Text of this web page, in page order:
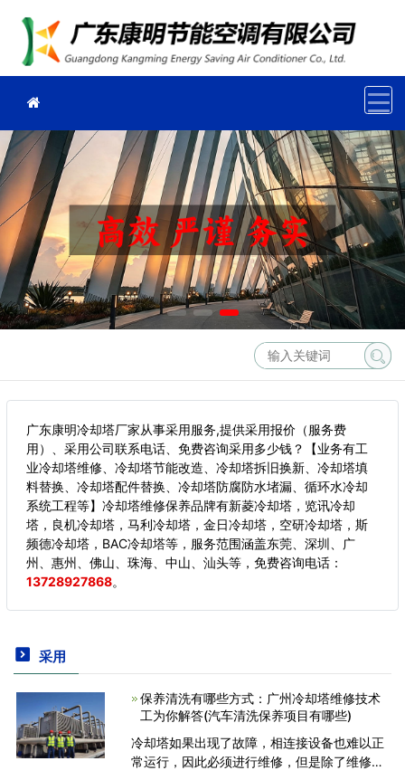
广东康明冷却塔厂家从事采用服务,提供采用报价（服务费
用）、采用公司联系电话、免费咨询采用多少钱？【业务有工
业冷却塔维修、冷却塔节能改造、冷却塔拆旧换新、冷却塔填
料替换、冷却塔配件替换、冷却塔防腐防水堵漏、循环水冷却
系统工程等】冷却塔维修保养品牌有新菱冷却塔，览讯冷却
塔，良机冷却塔，马利冷却塔，金日冷却塔，空研冷却塔，斯
频德冷却塔，BAC冷却塔等，服务范围涵盖东莞、深圳、广
州、惠州、佛山、珠海、中山、汕头等， 免费咨询电话：
13728927868。
采用
保养清洗有哪些方式：广州冷却塔维修技术
工为你解答(汽车清洗保养项目有哪些)
冷却塔如果出现了故障，相连接设备也难以正
常运行，因此必须进行维修，但是除了维修以